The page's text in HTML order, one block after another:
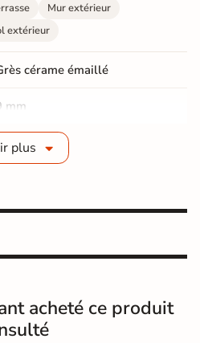
Mur extérieur
extérieur
cérame émaillé
mm
- Très antidérapant
plus
acheté ce produit